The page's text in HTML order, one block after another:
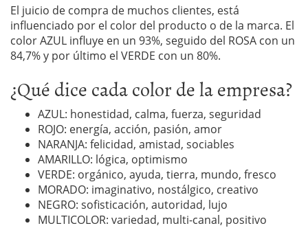
El juicio de compra de muchos clientes, está
influenciado por el color del producto o de la marca. El
color AZUL influye en un 93%, seguido del ROSA con un
84,7% y por último el VERDE con un 80%.
¿Qué dice cada color de la empresa?
AZUL: honestidad, calma, fuerza, seguridad
ROJO: energía, acción, pasión, amor
NARANJA: felicidad, amistad, sociables
AMARILLO: lógica, optimismo
VERDE: orgánico, ayuda, tierra, mundo, fresco
MORADO: imaginativo, nostálgico, creativo
NEGRO: sofisticación, autoridad, lujo
MULTICOLOR: variedad, multi-canal, positivo